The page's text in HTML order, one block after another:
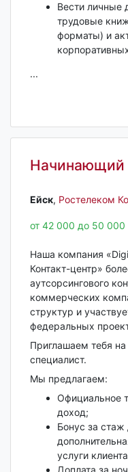
Вести личные
трудовые
форматы) и
...
Начинающий
Ейск‎, Ростелеком
от 42 000 до 50 000
Наша компания
Контакт-центр»
аутсорсингового
коммерческих
структур и
федеральных
Приглашаем тебя
специалист.
Мы предлагаем:
Официальное
доход;
Бонус за
услуги